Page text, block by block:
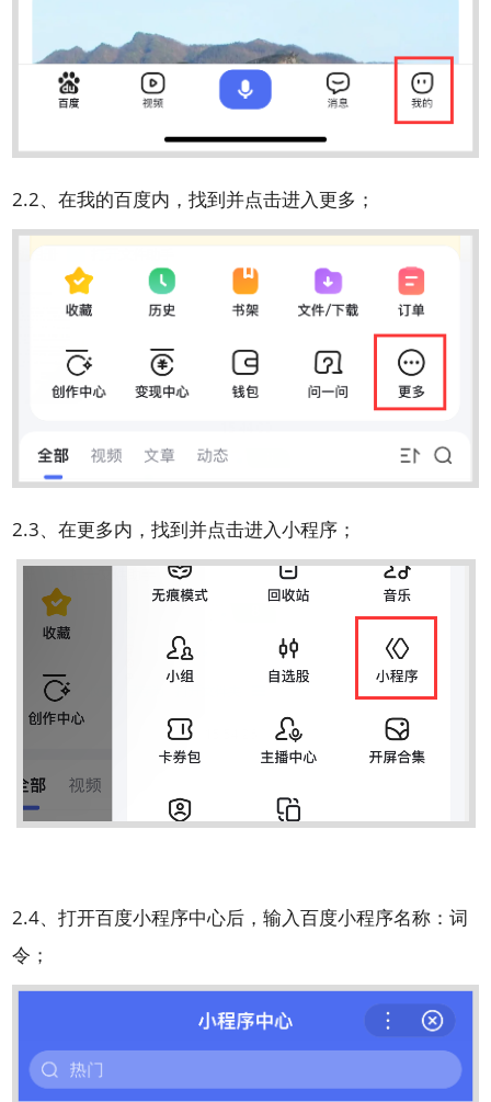
2.2、在我的百度内，找到并点击进入更多；
2.3、在更多内，找到并点击进入小程序；
2.4、打开百度小程序中心后，输入百度小程序名称：词
令；